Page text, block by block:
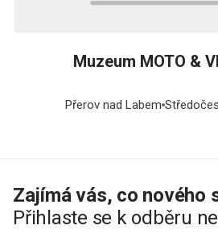
Muzeum MOTO &
Přerov nad Labem
Zajímá vás, co nového
Přihlaste se k odběru